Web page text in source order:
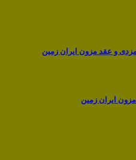
و عقد مزون ایران زمین